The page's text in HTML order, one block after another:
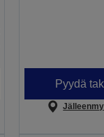
Pyydä